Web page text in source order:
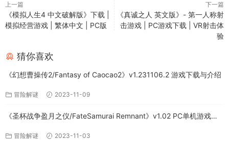
上一篇
《模拟人生4 中文破解版》下载 |
模拟经营游戏 | 繁体中文 | PC版
下一篇
《真诚之人 英文版》- 第一人称射
击游戏 | PC游戏下载 | VR射击体
验
猜你喜欢
《幻想曹操传2/Fantasy of Caocao2》v1.231106.2 游戏下载与介绍
冒险解谜 2023-11-09
《圣杯战争盈月之仪/FateSamurai Remnant》v1.02 PC单机游戏下
冒险解谜 2023-11-03